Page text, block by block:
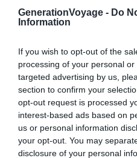
GenerationVoyage - Do
Information
If you wish to opt-out of the
processing of your personal
targeted advertising by us,
section to confirm your
opt-out request is processed
interest-based ads based on
us or personal information
your opt-out. You may
disclosure of your personal
dell’Amore